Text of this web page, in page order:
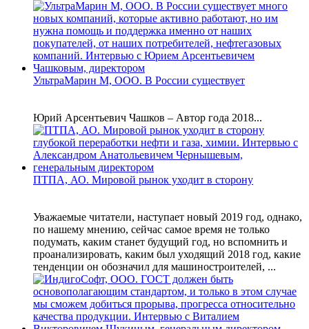
УльтраМарин М, ООО. В России существует
Юрий Арсентьевич Чашков – Автор года 2018...
ПТПА, АО. Мировой рынок уходит в сторону
Уважаемые читатели, наступает новый 2019 год, однако,
по нашему мнению, сейчас самое время не только
подумать, каким станет будущий год, но вспомнить и
проанализировать, каким был уходящий 2018 год, какие
тенденции он обозначил для машиностроителей, ...